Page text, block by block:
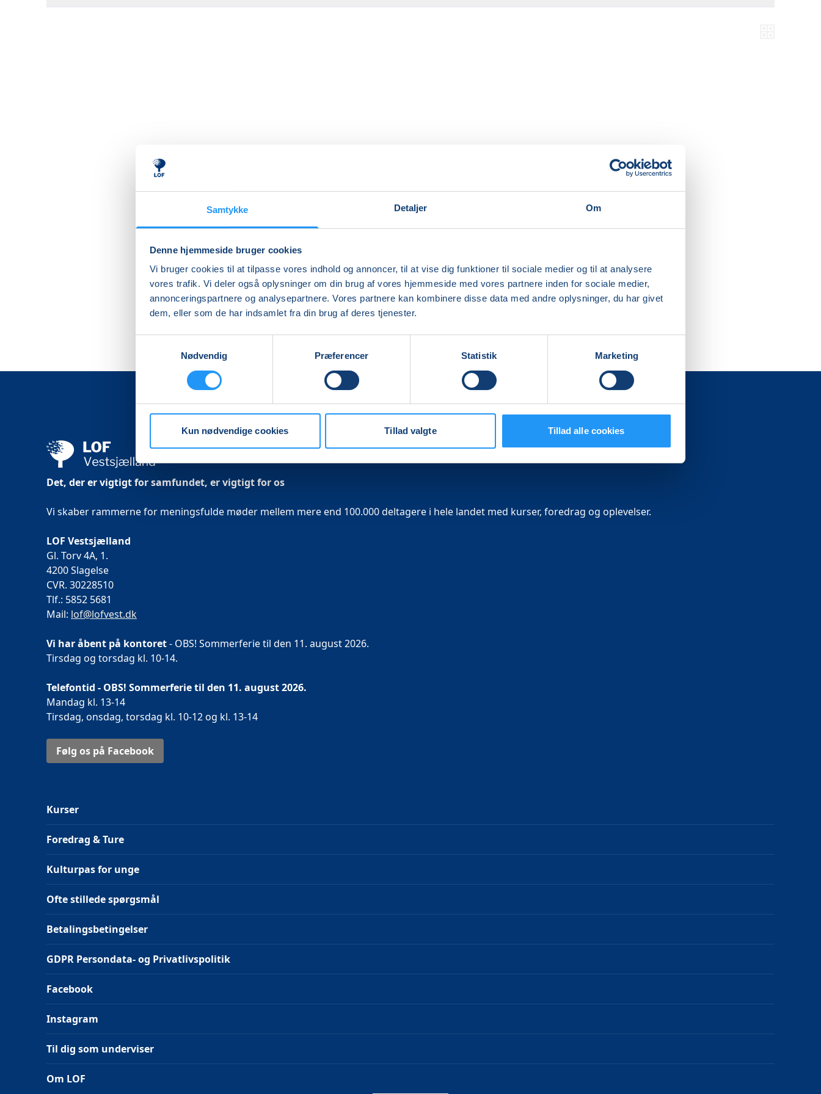
Samtykke Detaljer Om
Denne hjemmeside bruger cookies
Vi bruger cookies til at tilpasse vores indhold og annoncer, til at vise dig funktioner til sociale medier og til at analysere
vores trafik. Vi deler også oplysninger om din brug af vores hjemmeside med vores partnere inden for sociale medier,
annonceringspartnere og analysepartnere. Vores partnere kan kombinere disse data med andre oplysninger, du har givet
dem, eller som de har indsamlet fra din brug af deres tjenester.
Nødvendig
Præferencer Statistik Marketing
Kun nødvendige cookies Tillad valgte Tillad alle cookies
Det, der er vigtigt for samfundet, er vigtigt for os
Vi skaber rammerne for meningsfulde møder mellem mere end 100.000 deltagere i hele landet med kurser, foredrag og oplevelser.
LOF Vestsjælland
Gl. Torv 4A, 1.
4200 Slagelse
CVR. 30228510
Tlf.: 5852 5681
Mail: lof@lofvest.dk
Vi har åbent på kontoret- OBS! Sommerferie til den 11. august 2026.
Tirsdag og torsdag kl. 10-14.
Telefontid - OBS! Sommerferie til den 11. august 2026.
Mandag kl. 13-14
Tirsdag, onsdag, torsdag kl. 10-12 og kl. 13-14
Følg os på Facebook
Kurser
Foredrag & Ture
Kulturpas for unge
Ofte stillede spørgsmål
Betalingsbetingelser
GDPR Persondata- og Privatlivspolitik
Facebook
Instagram
Til dig som underviser
Om LOF